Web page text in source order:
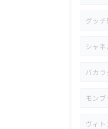
グッチ
シャネ
バカラ
モンブ
ヴィト